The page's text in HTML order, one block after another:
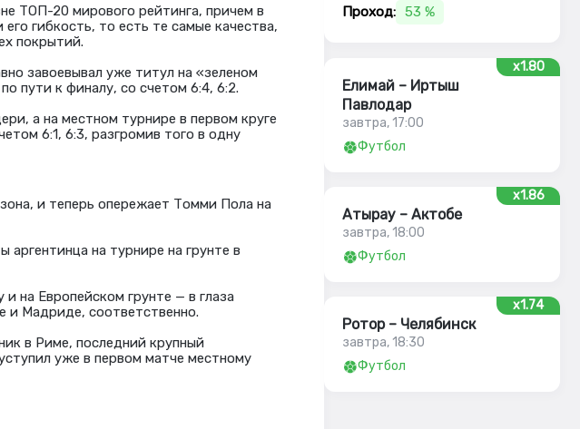
ТОП-20 мирового рейтинга, причем в
гибкость, то есть те самые качества,
покрытий.
завоевывал уже титул на «зеленом
пути к финалу, со счетом 6:4, 6:2.
а на местном турнире в первом круге
6:1, 6:3, разгромив того в одну
и теперь опережает Томми Пола на
аргентинца на турнире на грунте в
на Европейском грунте — в глаза
Мадриде, соответственно.
в Риме, последний крупный
уже в первом матче местному
Проход: 53 %
x1.80
Елимай – Иртыш
Павлодар
завтра, 17:00
Футбол
x1.86
Атырау – Актобе
завтра, 18:00
Футбол
x1.74
Ротор – Челябинск
завтра, 18:30
Футбол